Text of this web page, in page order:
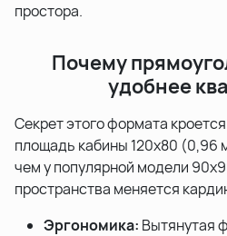
простора.
Почему
удобнее
Секрет этого формата
площадь кабины 120x80 (0,96
чем у популярной модели
пространства меняется
Эргономика: Вытянутая